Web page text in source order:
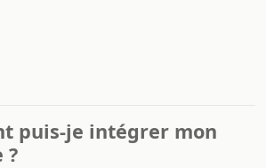
puis-je intégrer mon
?